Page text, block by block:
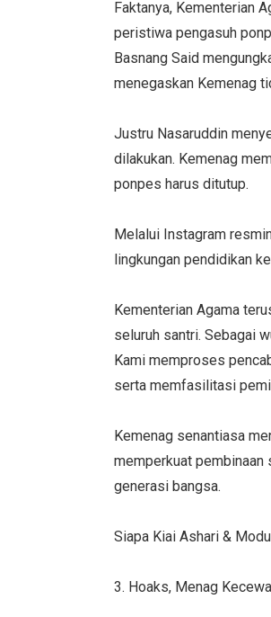
Faktanya, Kementerian
peristiwa pengasuh
Basnang Said
menegaskan Kemenag
Justru Nasaruddin
dilakukan. Kemenag
ponpes harus ditutup.
Melalui Instagram
lingkungan pendidikan
Kementerian Agama
seluruh santri. Sebagai
Kami memproses
serta memfasilitasi
Kemenag senantiasa
memperkuat pembinaan
generasi bangsa.
Siapa Kiai Ashari &
3. Hoaks, Menag